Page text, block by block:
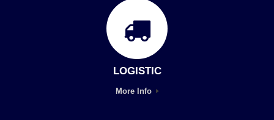
LOGISTIC
More Info